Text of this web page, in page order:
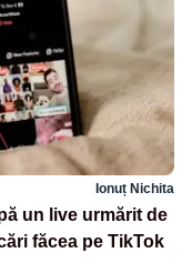
Ionuț Nichita
un live urmărit de
făcea pe TikTok